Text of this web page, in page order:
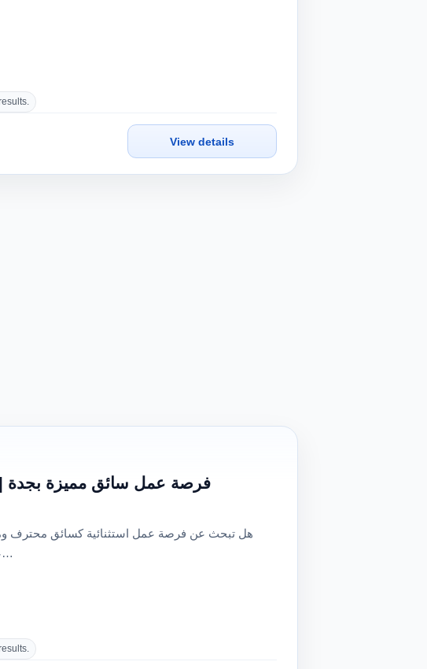
View details
فرصة عمل سائق مميزة بجدة | راتب 2500 ريال | نقل كفالة
عملنا المتكامل والمتميز في بيئة داعمة ومحفزة تضمن لك الاستقر…